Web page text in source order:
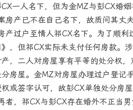
一人名下，但为金MZ与彭CX婚
房产已不在自己名下，故质问其丈
过户至情人祁CX名下。为了顺利
》，但祁CX实际未支付任何房款。
，二人对房屋享有平等的处分权
房屋。金MZ对房屋办理过户登记
或签字认可，故彭CX单独处分房
者，祁CX与彭CX存在婚外不正当